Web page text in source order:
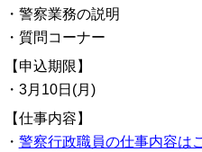
・警察業務の説明
・質問コーナー
【申込期限】
・3月10日(月)
【仕事内容】
・ 警察行政職員の仕事内容は